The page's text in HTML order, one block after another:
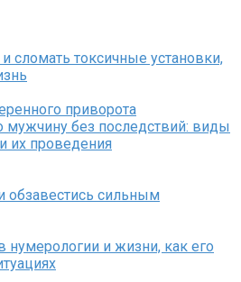
сломать токсичные установки,
мужчину без последствий: виды
их проведения
обзавестись сильным
нумерологии и жизни, как его